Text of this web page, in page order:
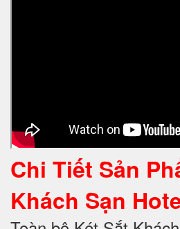
Chi Tiết Sản
Khách Sạn